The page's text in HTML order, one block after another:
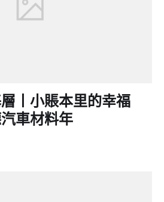
丨小賬本里的幸福
車材料年